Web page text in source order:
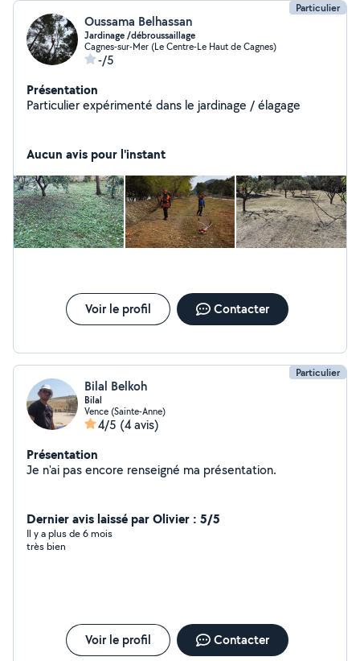
Particulier
Oussama Belhassan
Jardinage /débroussaillage
Cagnes-sur-Mer (Le Centre-Le Haut de Cagnes)
-/5
Présentation
Particulier expérimenté dans le jardinage / élagage
Aucun avis pour l'instant
Voir le profil Contacter
Particulier
Bilal Belkoh
Bilal
Vence (Sainte-Anne)
4/5 (4 avis)
Présentation
Je n'ai pas encore renseigné ma présentation.
Dernier avis laissé par Olivier : 5/5
Il y a plus de 6 mois
très bien
Voir le profil Contacter